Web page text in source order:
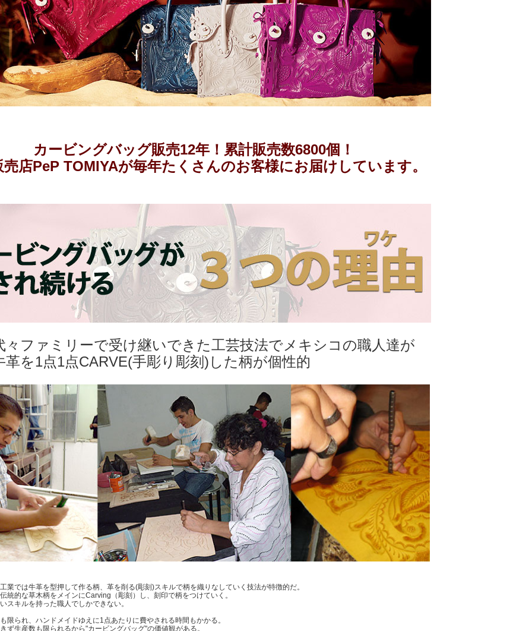
カービングバッグ販売12年！累計販売数6800個！
売店PeP TOMIYAが毎年たくさんのお客様にお届けしています。
々ファミリーで受け継いできた工芸技法でメキシコの職人達が
革を1点1点CARVE(手彫り彫刻)した柄が個性的
業では牛革を型押して作る柄、革を削る(彫刻)スキルで柄を織りなしていく技法が特徴的だ。
統的な草木柄をメインにCarving（彫刻）し、刻印で柄をつけていく。
スキルを持った職人でしかできない。
限られ、ハンドメイドゆえに1点あたりに費やされる時間もかかる。
ず生産数も限られるから"カービングバッグ"の価値観がある。